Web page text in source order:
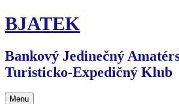
Preskočiť
na
BJATEK
Bankový Jedinečný
Turisticko-Expedičný Klub
Menu